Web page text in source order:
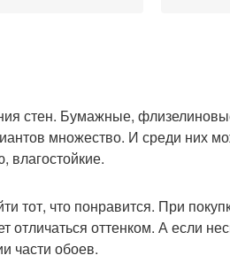
стен. Бумажные,
множество. И среди них
тот, что понравится. При
оттенком. А если
части обоев.